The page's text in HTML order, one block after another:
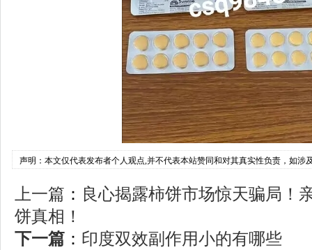
声明：本文仅代表发布者个人观点,并不代表本站赞同和对其真实性负责，如涉
上一篇 ： 良心揭露柿饼市场惊天骗局！
饼真相！
下一篇 ： 印度双效副作用小的有哪些